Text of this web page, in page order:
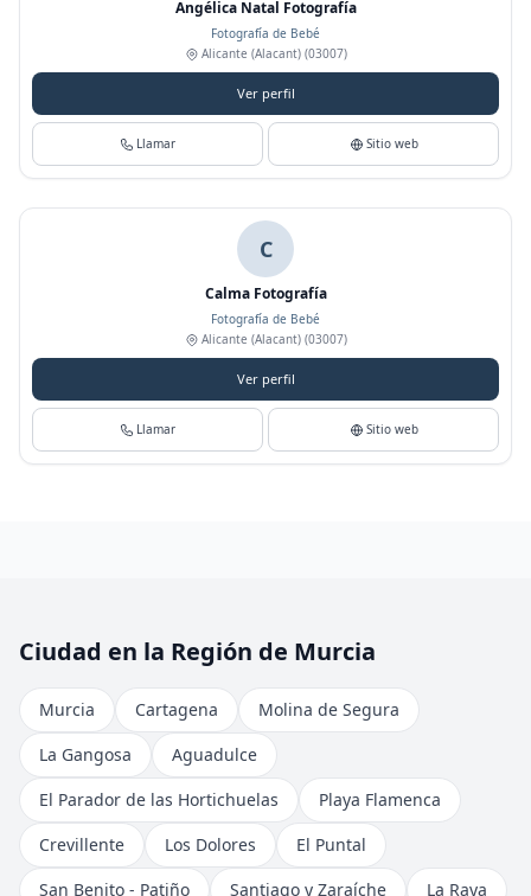
Angélica Natal Fotografía
Fotografía de Bebé
Alicante (Alacant)(03007)
Ver perfil
Llamar Sitio web
C
Calma Fotografía
Fotografía de Bebé
Alicante (Alacant)(03007)
Ver perfil
Llamar Sitio web
Ciudad en la Región de Murcia
Murcia Cartagena
Molina de Segura
La Gangosa
Aguadulce
El Parador de las Hortichuelas
Playa Flamenca
Crevillente
Los Dolores
El Puntal
San Benito - Patiño
Santiago y Zaraíche
La Raya